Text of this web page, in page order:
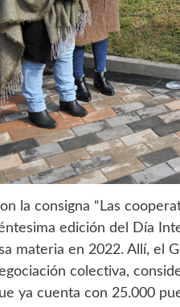
la consigna “Las
edición del Día
materia en 2022. Allí, el
colectiva,
ya cuenta con 25.000